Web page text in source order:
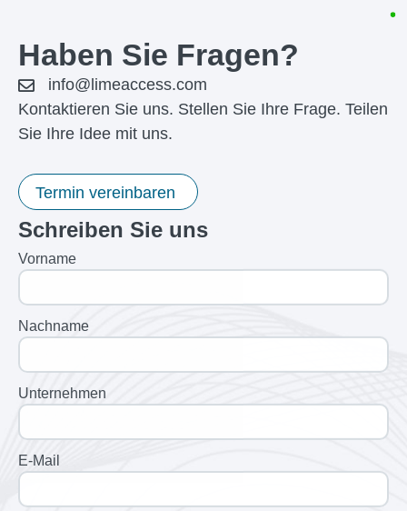
Haben Sie Fragen?
info@limeaccess.com
Kontaktieren Sie uns. Stellen Sie Ihre Frage. Teilen
Sie Ihre Idee mit uns.
Termin vereinbaren
Schreiben Sie uns
Vorname
Nachname
Unternehmen
E-Mail